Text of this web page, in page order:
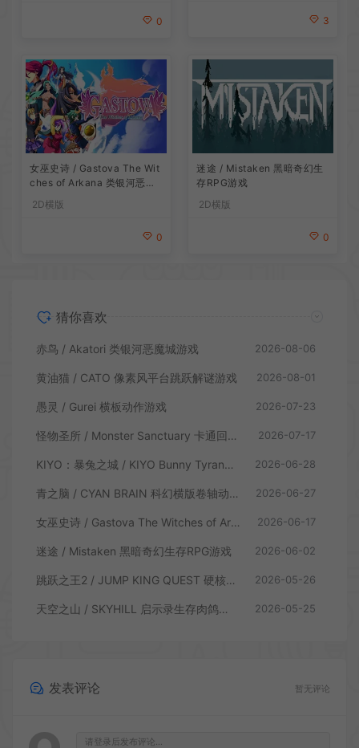
0 3
女巫史诗 / Gastova The Wit
ches of Arkana 类银河恶魔
城动作游戏
2D横版
0
迷途 / Mistaken 黑暗奇幻生
存RPG游戏
2D横版
0
猜你喜欢
赤鸟 / Akatori 类银河恶魔城游戏 2026-08-06
黄油猫 / CATO 像素风平台跳跃解谜游戏 2026-08-01
愚灵 / Gurei 横板动作游戏 2026-07-23
怪物圣所 / Monster Sanctuary 卡通回合制横板动作游戏 2026-07-17
KIYO：暴兔之城 / KIYO Bunny Tyranny 潜行动作游戏 2026-06-28
青之脑 / CYAN BRAIN 科幻横版卷轴动作游戏 2026-06-27
女巫史诗 / Gastova The Witches of Arkana 类银河恶魔城动作游戏 2026-06-17
迷途 / Mistaken 黑暗奇幻生存RPG游戏 2026-06-02
跳跃之王2 / JUMP KING QUEST 硬核横板跳跃游戏 2026-05-26
天空之山 / SKYHILL 启示录生存肉鸽游戏 2026-05-25
发表评论 暂无评论